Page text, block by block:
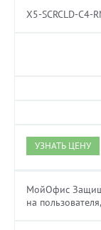
X5-SCRCLD-C4-
УЗНАТЬ ЦЕНУ
МойОфис
на